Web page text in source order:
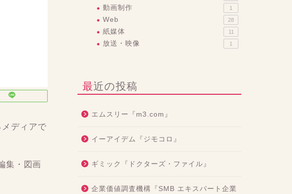
ディアで
集・図画
動画制作 1
Web 28
紙媒体 11
放送・映像 1
最近の投稿
エムスリー『m3.com』
イーアイデム『ジモコロ』
ギミック『ドクターズ・ファイル』
企業価値調査機構『SMB エキスパート企業